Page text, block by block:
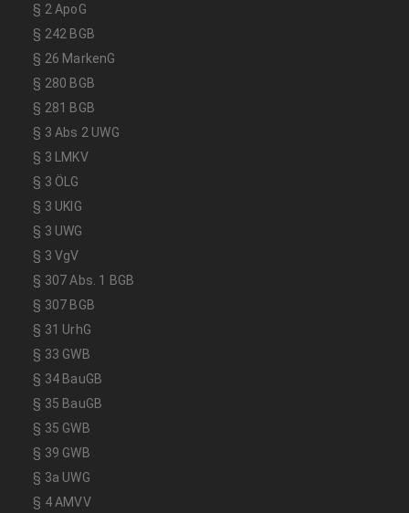
§ 2 ApoG
§ 242 BGB
§ 26 MarkenG
§ 280 BGB
§ 281 BGB
§ 3 Abs 2 UWG
§ 3 LMKV
§ 3 ÖLG
§ 3 UKlG
§ 3 UWG
§ 3 VgV
§ 307 Abs. 1 BGB
§ 307 BGB
§ 31 UrhG
§ 33 GWB
§ 34 BauGB
§ 35 BauGB
§ 35 GWB
§ 39 GWB
§ 3a UWG
§ 4 AMVV